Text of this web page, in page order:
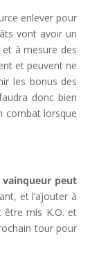
enlever pour
vont avoir un
à mesure des
et peuvent ne
les bonus des
donc bien
combat lorsque
vainqueur peut
et l’ajouter à
être mis K.O. et
tour pour